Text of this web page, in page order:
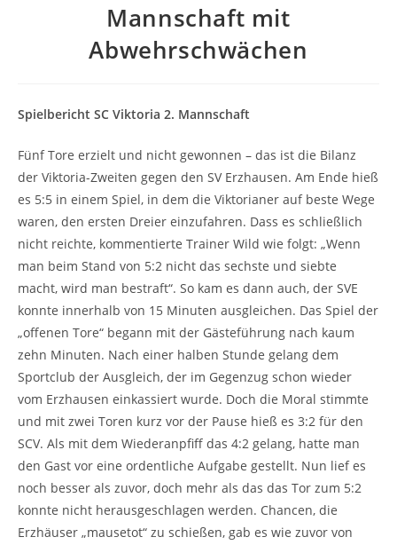
Mannschaft mit
Abwehrschwächen
Spielbericht SC Viktoria 2. Mannschaft
Fünf Tore erzielt und nicht gewonnen – das ist die Bilanz
der Viktoria-Zweiten gegen den SV Erzhausen. Am Ende hieß
es 5:5 in einem Spiel, in dem die Viktorianer auf beste Wege
waren, den ersten Dreier einzufahren. Dass es schließlich
nicht reichte, kommentierte Trainer Wild wie folgt: „Wenn
man beim Stand von 5:2 nicht das sechste und siebte
macht, wird man bestraft“. So kam es dann auch, der SVE
konnte innerhalb von 15 Minuten ausgleichen. Das Spiel der
„offenen Tore“ begann mit der Gästeführung nach kaum
zehn Minuten. Nach einer halben Stunde gelang dem
Sportclub der Ausgleich, der im Gegenzug schon wieder
vom Erzhausen einkassiert wurde. Doch die Moral stimmte
und mit zwei Toren kurz vor der Pause hieß es 3:2 für den
SCV. Als mit dem Wiederanpfiff das 4:2 gelang, hatte man
den Gast vor eine ordentliche Aufgabe gestellt. Nun lief es
noch besser als zuvor, doch mehr als das das Tor zum 5:2
konnte nicht herausgeschlagen werden. Chancen, die
Erzhäuser „mausetot“ zu schießen, gab es wie zuvor von